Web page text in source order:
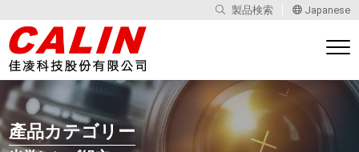
製品検索 Japanese
產品カテゴリー